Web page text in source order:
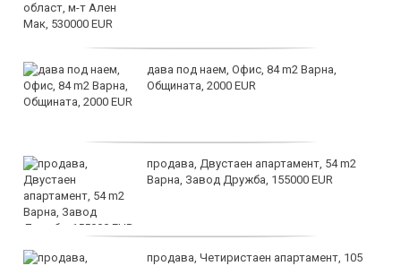
дава под наем, Офис, 84 m2 Варна,
Общината, 2000 EUR
продава, Двустаен апартамент, 54 m2
Варна, Завод Дружба, 155000 EUR
продава, Четиристаен апартамент, 105